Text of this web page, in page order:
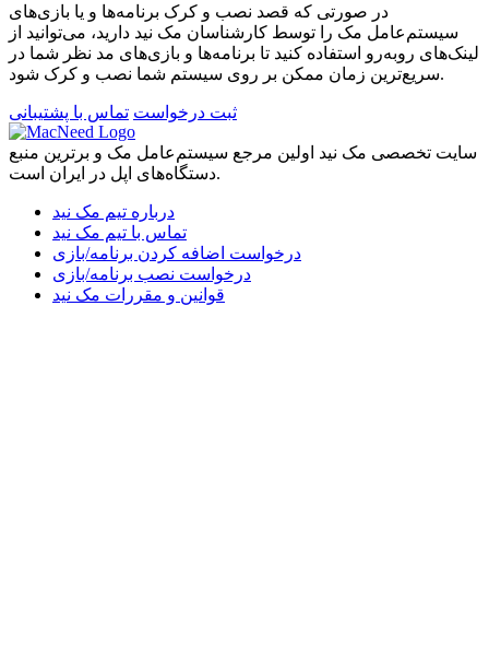
در صورتی که قصد نصب و کرک برنامه‌ها و یا بازی‌های
سیستم‌عامل مک را توسط کارشناسان مک نید دارید، می‌توانید از
لینک‌های رو‌به‌رو استفاده کنید تا برنامه‌ها و بازی‌های مد نظر شما در
سریع‌ترین زمان ممکن بر روی سیستم شما نصب و کرک شود.
ثبت درخواست تماس با پشتیبانی
سایت تخصصی مک نید اولین مرجع سیستم‌عامل مک و برترین منبع
دستگاه‌های اپل در ایران است.
درباره تیم مک نید
تماس با تیم مک نید
درخواست اضافه کردن برنامه/بازی
درخواست نصب برنامه/بازی
قوانین و مقررات مک نید